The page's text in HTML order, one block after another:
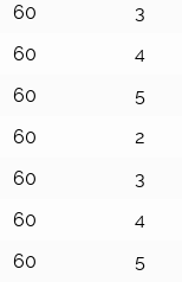
60
3
60
4
60
5
60
2
60
3
60
4
60 5